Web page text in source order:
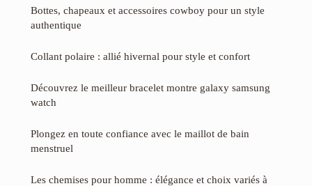
Bottes, chapeaux et accessoires cowboy pour un style
authentique
Collant polaire : allié hivernal pour style et confort
Découvrez le meilleur bracelet montre galaxy samsung
watch
Plongez en toute confiance avec le maillot de bain
menstruel
Les chemises pour homme : élégance et choix variés à